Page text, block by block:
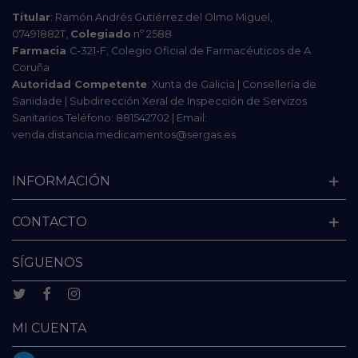
Titular: Ramón Andrés Gutiérrez del Olmo Miguel,
07491882T, Colegiado nº 2588
Farmacia C-321-F, Colegio Oficial de Farmacéuticos de A
Coruña
Autoridad Competente: Xunta de Galicia | Consellería de
Sanidade | Subdirección Xeral de Inspección de Servizos
Sanitarios Teléfono: 881542702 | Email:
venda.distancia.medicamentos@sergas.es
INFORMACIÓN
CONTACTO
SÍGUENOS
MI CUENTA